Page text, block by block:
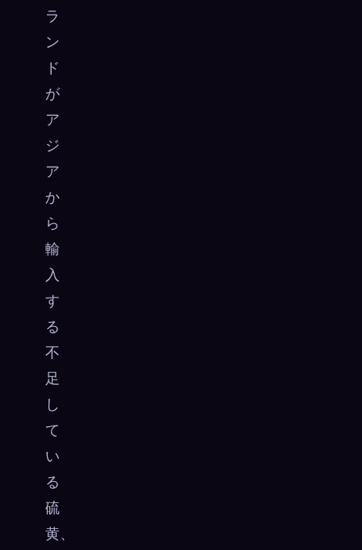
ラ
ン
ド
が
ア
ジ
ア
か
ら
輸
入
す
る
不
足
し
て
い
る
硫
黄、